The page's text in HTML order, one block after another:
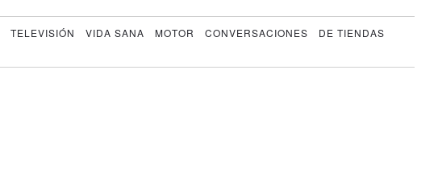
TELEVISIÓN VIDA SANA MOTOR CONVERSACIONES
DE TIENDAS